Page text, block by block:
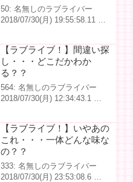
50: 名無しのラブライバー
2018/07/30(月) 19:55:58.11 …
【ラブライブ！】間違い探
し・・・どこだかわか
る？？
564: 名無しのラブライバー
2018/07/30(月) 12:34:43.1 …
【ラブライブ！】いやあの
これ・・・一体どんな味な
の？？
333: 名無しのラブライバー
2018/07/30(月) 23:53:08.6 …